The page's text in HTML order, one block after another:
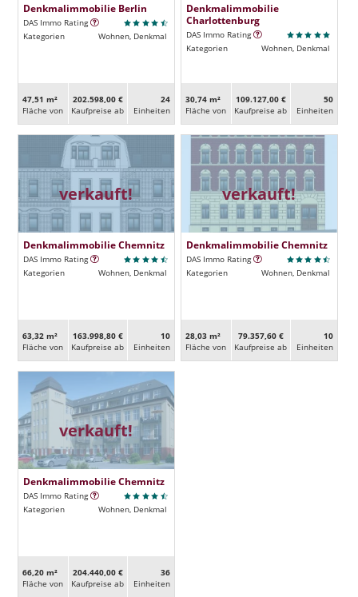
Denkmalimmobilie Berlin
DAS Immo Rating
Kategorien
Wohnen, Denkmal
47,51 m²
Fläche von
202.598,00 €
Kaufpreise ab
24
Ein­heiten
Denkmalimmobilie
Charlottenburg
DAS Immo Rating
Kategorien
Wohnen, Denkmal
30,74 m²
Fläche von
109.127,00 €
Kaufpreise ab
50
Ein­heiten
verkauft!
Denkmalimmobilie Chemnitz
DAS Immo Rating
Kategorien
Wohnen, Denkmal
63,32 m²
Fläche von
163.998,80 €
Kaufpreise ab
10
Ein­heiten
verkauft!
Denkmalimmobilie Chemnitz
DAS Immo Rating
Kategorien
Wohnen, Denkmal
28,03 m²
Fläche von
79.357,60 €
Kaufpreise ab
10
Ein­heiten
verkauft!
Denkmalimmobilie Chemnitz
DAS Immo Rating
Kategorien
Wohnen, Denkmal
66,20 m²
Fläche von
204.440,00 €
Kaufpreise ab
36
Ein­heiten